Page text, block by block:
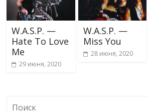
W.A.S.P. —
Hate To Love
Me
29 июня, 2020
W.A.S.P. —
Miss You
28 июня, 2020